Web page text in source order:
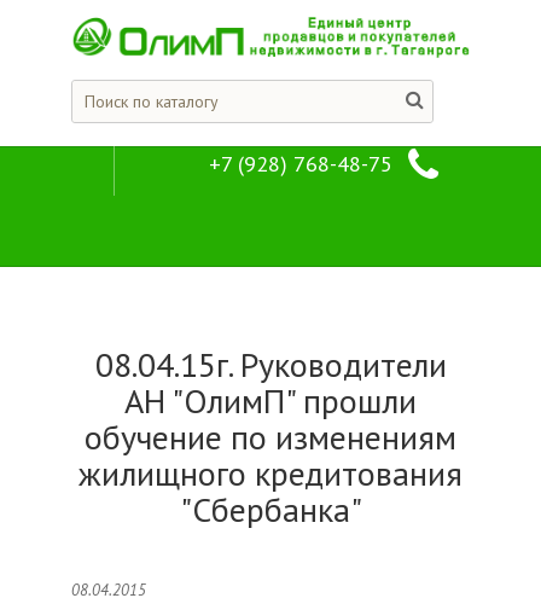
+7 (928) 768-48-75
08.04.15г. Руководители
АН "ОлимП" прошли
обучение по изменениям
жилищного кредитования
"Сбербанка"
08.04.2015